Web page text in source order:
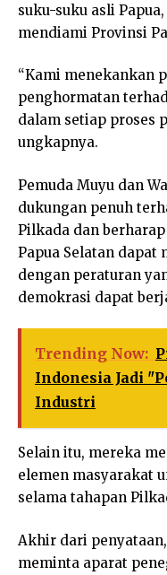
suku-suku asli
mendiami Provinsi
“Kami menekankan
penghormatan
dalam setiap proses
ungkapnya.
Pemuda Muyu dan
dukungan penuh
Pilkada dan
Papua Selatan dapat
dengan peraturan
demokrasi dapat
Trending Now:
Indonesia Jadi
Industri
Selain itu, mereka
elemen masyarakat
selama tahapan
Akhir dari
meminta aparat